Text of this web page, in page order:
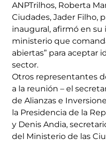
ANPTrilhos, Roberta
Ciudades, Jader Filho,
inaugural, afirmó en
ministerio que
abiertas” para aceptar
sector.
Otros representantes
a la reunión – el
de Alianzas e
la Presidencia de la
y Denis Andia,
del Ministerio de las